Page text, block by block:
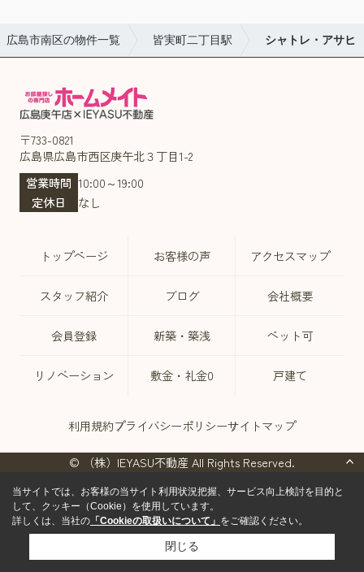
広島市南区の物件一覧 皆実町二丁目駅 シャトレ・アサヒ
〒733-0821
広島県広島市西区庚午北３丁目1-2
営業時間 10:00～19:00
定休日
なし
トップページ お客様の声 アクセスマップ
スタッフ紹介 ブログ 会社概要
会員登録 新築・築浅 ペット可
リノベーション 敷金・礼金0 戸建て
利用規約プライバシーポリシーサイトマップ
© （株）IEYASU不動産 All Rights Reserved.
当サイトでは、お客様の当サイト利用状況把握、サービス向上検討を目的と
して、クッキー（Cookie）を使用しています。
詳しくは、当社の 「Cookieの取扱いについて」 をご確認ください。
閉じる